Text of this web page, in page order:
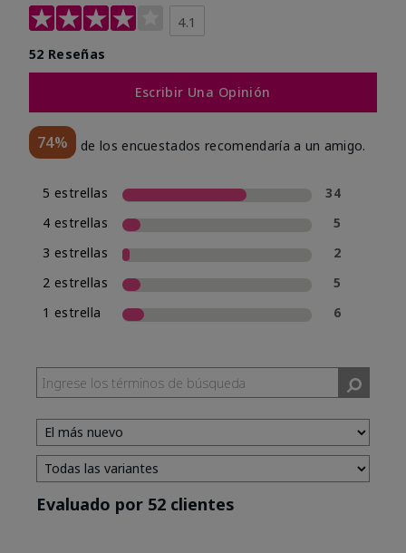
4.1
52 Reseñas
Escribir Una Opinión
74% de los encuestados recomendaría a un amigo.
5 estrellas
34
4 estrellas
5
3 estrellas
2
2 estrellas
5
1 estrella
6
Evaluado por 52 clientes